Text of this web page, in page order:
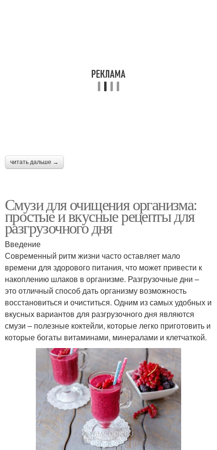
читать дальше →
Смузи для очищения организма:
простые и вкусные рецепты для
разгрузочного дня
Введение
Современный ритм жизни часто оставляет мало
времени для здорового питания, что может привести к
накоплению шлаков в организме. Разгрузочные дни –
это отличный способ дать организму возможность
восстановиться и очиститься. Одним из самых удобных и
вкусных вариантов для разгрузочного дня являются
смузи – полезные коктейли, которые легко приготовить и
которые богаты витаминами, минералами и клетчаткой.